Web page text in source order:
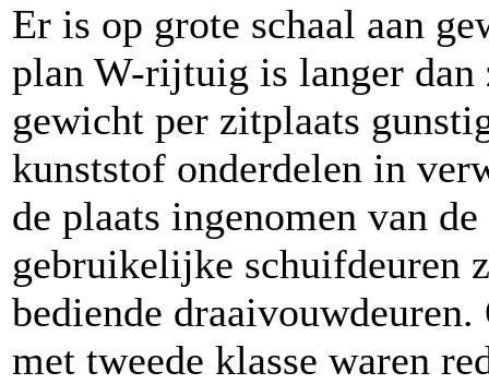
Er is op grote schaal aan
plan W-rijtuig is langer dan
gewicht per zitplaats
kunststof onderdelen in
de plaats ingenomen van
gebruikelijke schuifdeuren
bediende
met tweede klasse waren